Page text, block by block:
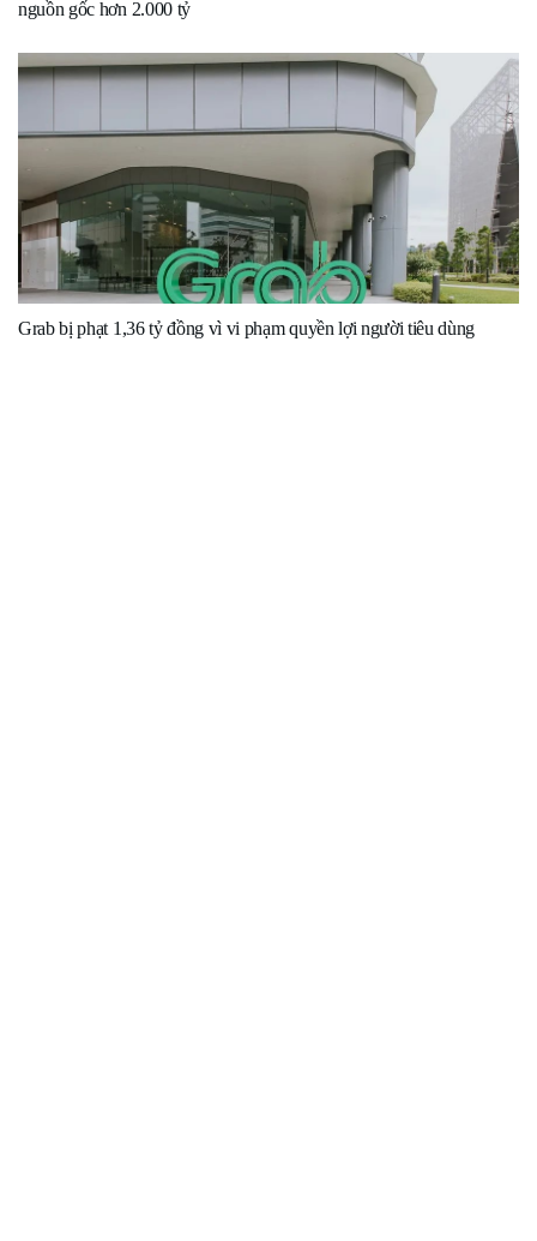
nguồn gốc hơn 2.000 tỷ
Grab bị phạt 1,36 tỷ đồng vì vi phạm quyền lợi người tiêu dùng